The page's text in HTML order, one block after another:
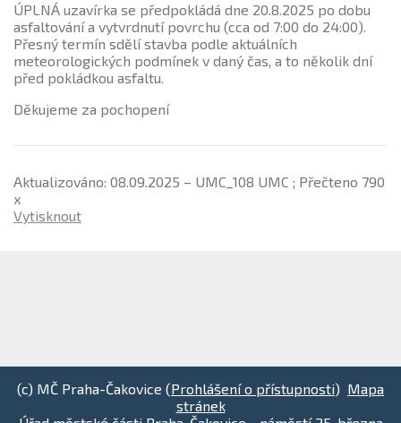
ÚPLNÁ uzavírka se předpokládá dne 20.8.2025 po dobu
asfaltování a vytvrdnutí povrchu (cca od 7:00 do 24:00).
Přesný termín sdělí stavba podle aktuálních
meteorologických podmínek v daný čas, a to několik dní
před pokládkou asfaltu.
Děkujeme za pochopení
Aktualizováno: 08.09.2025 – UMC_108 UMC ; Přečteno 790
x
Vytisknout
(c) MČ Praha-Čakovice (Prohlášení o přístupnosti) Mapa
stránek